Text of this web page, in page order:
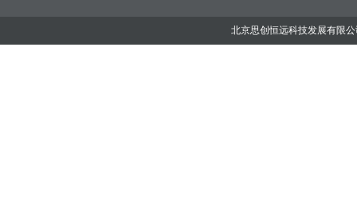
北京思创恒远科技发展有限